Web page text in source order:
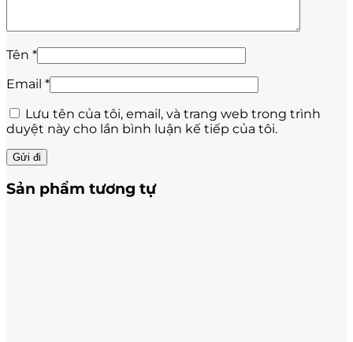
Tên *
Email *
Lưu tên của tôi, email, và trang web trong trình
duyệt này cho lần bình luận kế tiếp của tôi.
Sản phẩm tương tự